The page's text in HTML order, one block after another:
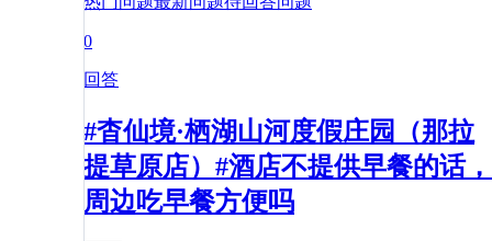
0
回答
#杳仙境·栖湖山河度假庄园（那拉
提草原店）#酒店不提供早餐的话，
周边吃早餐方便吗